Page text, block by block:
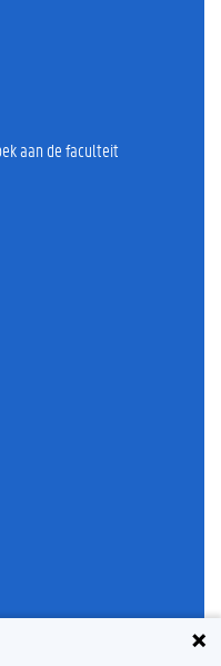
aan de faculteit